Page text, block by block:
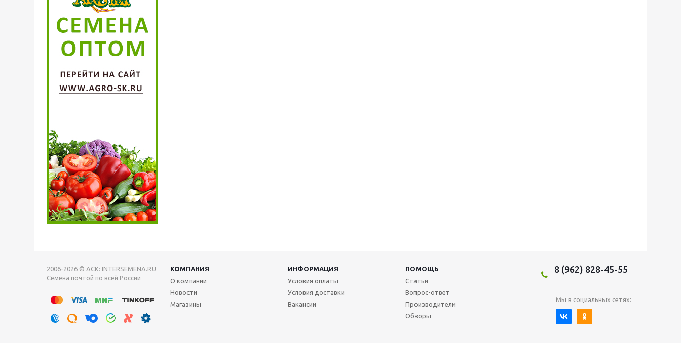
2006-2026 © АСК: INTERSEMENA.RU
Семена почтой по всей России
КОМПАНИЯ ИНФОРМАЦИЯ
ПОМОЩЬ
О компании
Новости
Магазины
Условия оплаты
Условия доставки
Вакансии
Статьи
Вопрос-ответ
Производители
Обзоры
8 (962) 828-45-55
Мы в социальных сетях: